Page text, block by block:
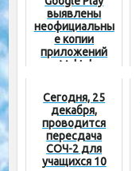
выявлены
неофициальны
е копии
приложений
eMaktab
Сегодня, 25
декабря,
проводится
пересдача
СОЧ-2 для
учащихся 10